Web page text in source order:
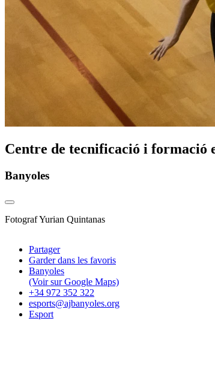
Centre de tecnificació i formació
Banyoles
FotografYurian Quintanas
Partager
Garder dans les favoris
Banyoles
(Voir sur Google Maps)
+34 972 352 322
esports@ajbanyoles.org
Esport